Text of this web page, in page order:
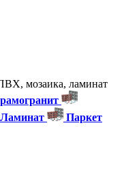
мозаика, ламинат
Ламинат
Паркет